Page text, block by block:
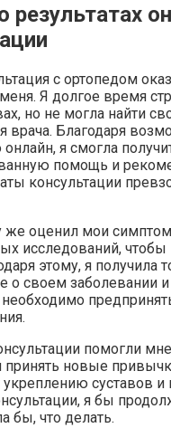
с ортопедом
Я долгое время
но не могла найти
врача. Благодаря
я смогла
помощь и
консультации
же оценил мои
исследований, чтобы
этому, я получила
о своем заболевании и
помогли
принять новые
суставов и
я бы
бы, что делать.